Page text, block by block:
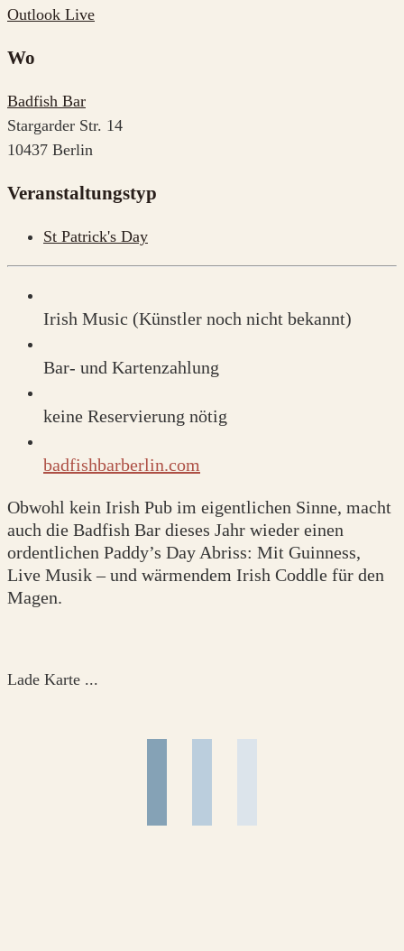
Outlook Live
Wo
Badfish Bar
Stargarder Str. 14
10437 Berlin
Veranstaltungstyp
St Patrick's Day
Irish Music (Künstler noch nicht bekannt)
Bar- und Kartenzahlung
keine Reservierung nötig
badfishbarberlin.com
Obwohl kein Irish Pub im eigentlichen Sinne, macht
auch die Badfish Bar dieses Jahr wieder einen
ordentlichen Paddy’s Day Abriss: Mit Guinness,
Live Musik – und wärmendem Irish Coddle für den
Magen.
Lade Karte ...